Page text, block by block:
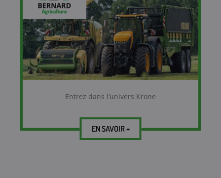
Entrez dans l’univers Krone
EN SAVOIR +